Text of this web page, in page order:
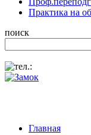
Практика на
поиск
Главная